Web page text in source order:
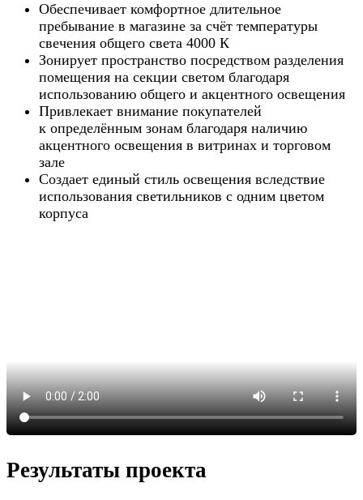
Обеспечивает комфортное длительное
пребывание в магазине за счёт температуры
свечения общего света 4000 К
Зонирует пространство посредством разделения
помещения на секции светом благодаря
использованию общего и акцентного освещения
Привлекает внимание покупателей
к определённым зонам благодаря наличию
акцентного освещения в витринах и торговом
зале
Создает единый стиль освещения вследствие
использования светильников с одним цветом
корпуса
Результаты проекта